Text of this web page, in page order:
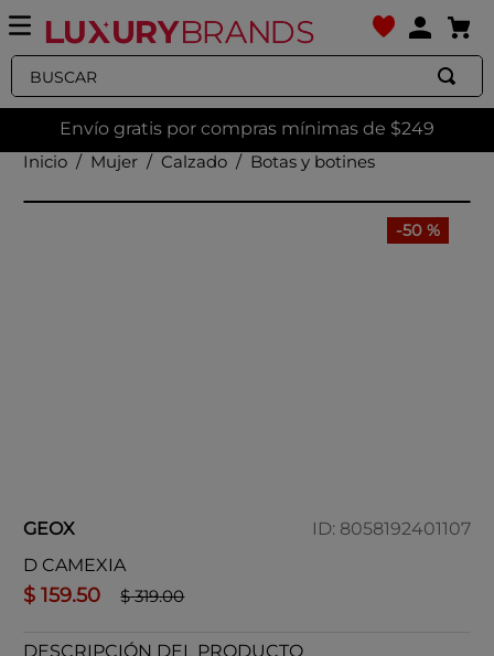
Buscar
Envío gratis por compras mínimas de $249
Mujer
Calzado Botas y botines
-50 %
GEOX ID: 8058192401107
D CAMEXIA
$ 159.50 $ 319.00
DESCRIPCIÓN DEL PRODUCTO